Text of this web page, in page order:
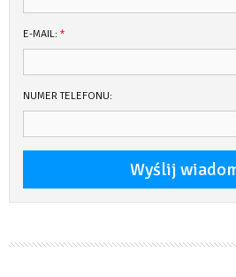
E-MAIL: *
NUMER TELEFONU: